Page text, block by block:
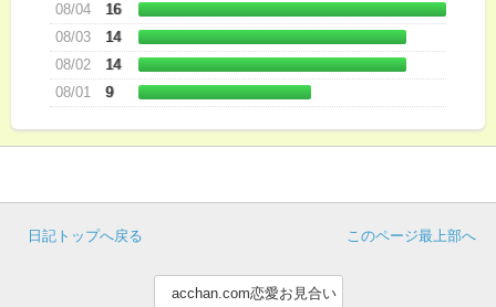
08/04
16
08/03
14
08/02
14
08/01
9
このページ最上部へ
日記トップへ戻る